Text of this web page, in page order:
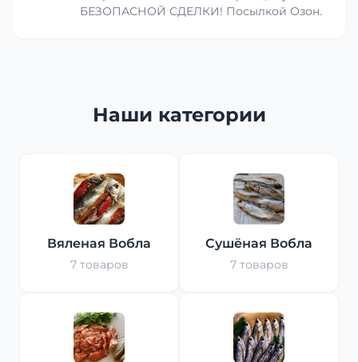
БЕЗОПАСНОЙ СДЕЛКИ! Посылкой Озон.
Наши категории
Вяленая Вобла
7 товаров
Сушёная Вобла
7 товаров